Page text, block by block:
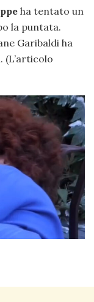
ha tentato un
la puntata.
Garibaldi ha